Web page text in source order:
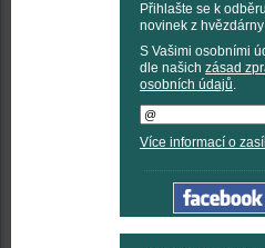
Přihlašte se k
novinek z
S Vašimi osobními
dle našich zásad
osobních údajů.
Více informací o